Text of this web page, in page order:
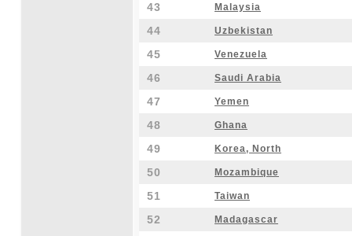
43 Malaysia
44 Uzbekistan
45 Venezuela
46 Saudi Arabia
47 Yemen
48 Ghana
49 Korea, North
50 Mozambique
51 Taiwan
52 Madagascar